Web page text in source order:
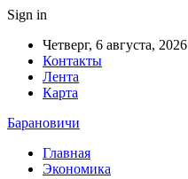
Sign in
Четверг, 6 августа, 2026
Контакты
Лента
Карта
Барановичи
Главная
Экономика